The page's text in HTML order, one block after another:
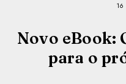
Novo eBook:
para o